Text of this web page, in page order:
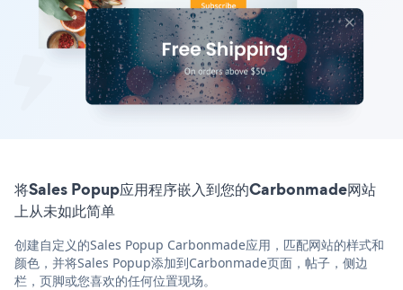
将Sales Popup应用程序嵌入到您的Carbonmade网站
上从未如此简单
创建自定义的Sales Popup Carbonmade应用，匹配网站的样式和
颜色，并将Sales Popup添加到Carbonmade页面，帖子，侧边
栏，页脚或您喜欢的任何位置现场。